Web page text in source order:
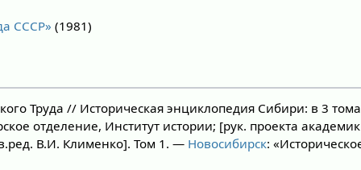
СССР» (1981)
Труда // Историческая энциклопедия Сибири: в 3
отделение, Институт истории; [рук. проекта
В.И. Клименко]. Том 1. — Новосибирск: